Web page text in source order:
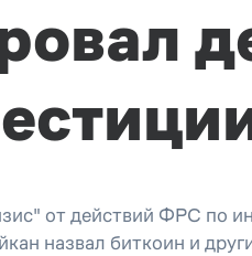
от действий ФРС по
назвал биткоин и